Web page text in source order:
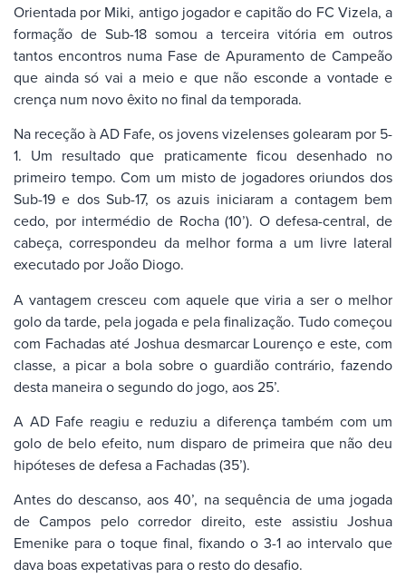
Orientada por Miki, antigo jogador e capitão do FC Vizela, a
formação de Sub-18 somou a terceira vitória em outros
tantos encontros numa Fase de Apuramento de Campeão
que ainda só vai a meio e que não esconde a vontade e
crença num novo êxito no final da temporada.
Na receção à AD Fafe, os jovens vizelenses golearam por 5-
1. Um resultado que praticamente ficou desenhado no
primeiro tempo. Com um misto de jogadores oriundos dos
Sub-19 e dos Sub-17, os azuis iniciaram a contagem bem
cedo, por intermédio de Rocha (10’). O defesa-central, de
cabeça, correspondeu da melhor forma a um livre lateral
executado por João Diogo.
A vantagem cresceu com aquele que viria a ser o melhor
golo da tarde, pela jogada e pela finalização. Tudo começou
com Fachadas até Joshua desmarcar Lourenço e este, com
classe, a picar a bola sobre o guardião contrário, fazendo
desta maneira o segundo do jogo, aos 25’.
A AD Fafe reagiu e reduziu a diferença também com um
golo de belo efeito, num disparo de primeira que não deu
hipóteses de defesa a Fachadas (35’).
Antes do descanso, aos 40’, na sequência de uma jogada
de Campos pelo corredor direito, este assistiu Joshua
Emenike para o toque final, fixando o 3-1 ao intervalo que
dava boas expetativas para o resto do desafio.